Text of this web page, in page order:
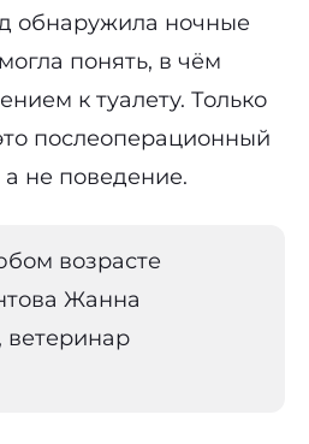
обнаружила ночные
понять, в чём
к туалету. Только
послеоперационный
не поведение.
возрасте
Жанна
ветеринар